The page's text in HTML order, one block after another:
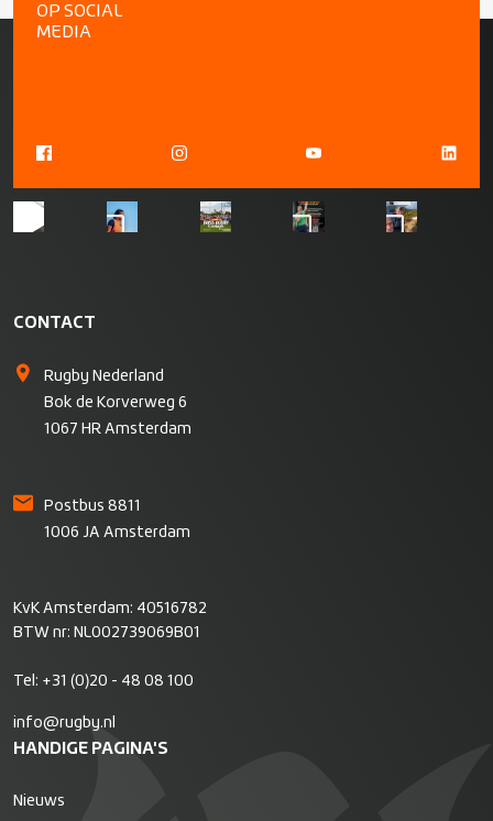
OP SOCIAL
MEDIA
CONTACT
Rugby Nederland
Bok de Korverweg 6
1067 HR Amsterdam
Postbus 8811
1006 JA Amsterdam
KvK Amsterdam: 40516782
BTW nr: NL002739069B01
Tel: +31 (0)20 - 48 08 100
info@rugby.nl
HANDIGE PAGINA'S
Nieuws